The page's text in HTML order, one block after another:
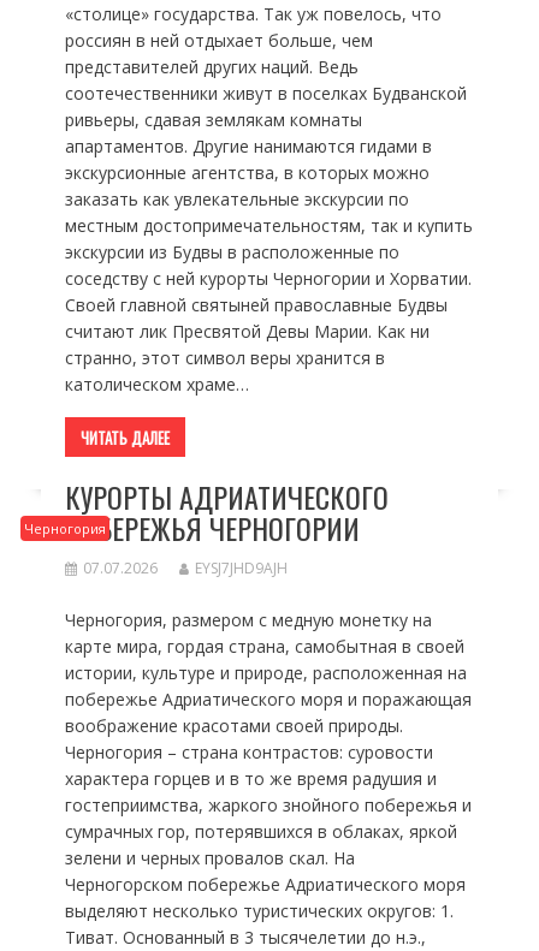
«столице» государства. Так уж повелось, что
россиян в ней отдыхает больше, чем
представителей других наций. Ведь
соотечественники живут в поселках Будванской
ривьеры, сдавая землякам комнаты
апартаментов. Другие нанимаются гидами в
экскурсионные агентства, в которых можно
заказать как увлекательные экскурсии по
местным достопримечательностям, так и купить
экскурсии из Будвы в расположенные по
соседству с ней курорты Черногории и Хорватии.
Своей главной святыней православные Будвы
считают лик Пресвятой Девы Марии. Как ни
странно, этот символ веры хранится в
католическом храме…
ЧИТАТЬ ДАЛЕЕ
Черногория
КУРОРТЫ АДРИАТИЧЕСКОГО
ПОБЕРЕЖЬЯ ЧЕРНОГОРИИ
07.07.2026 EYSJ7JHD9AJH
Черногория, размером с медную монетку на
карте мира, гордая страна, самобытная в своей
истории, культуре и природе, расположенная на
побережье Адриатического моря и поражающая
воображение красотами своей природы.
Черногория – страна контрастов: суровости
характера горцев и в то же время радушия и
гостеприимства, жаркого знойного побережья и
сумрачных гор, потерявшихся в облаках, яркой
зелени и черных провалов скал. На
Черногорском побережье Адриатического моря
выделяют несколько туристических округов: 1.
Тиват. Основанный в 3 тысячелетии до н.э.,